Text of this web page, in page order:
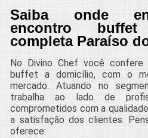
Saiba onde
encontro
completa Paraíso
No Divino Chef você
buffet a domicílio, com o
mercado. Atuando no
trabalha ao lado de
comprometidos com a
a satisfação dos clientes.
oferece: